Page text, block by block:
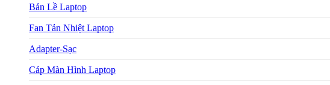
Bản Lề Laptop
Fan Tản Nhiệt Laptop
Adapter-Sạc
Cáp Màn Hình Laptop